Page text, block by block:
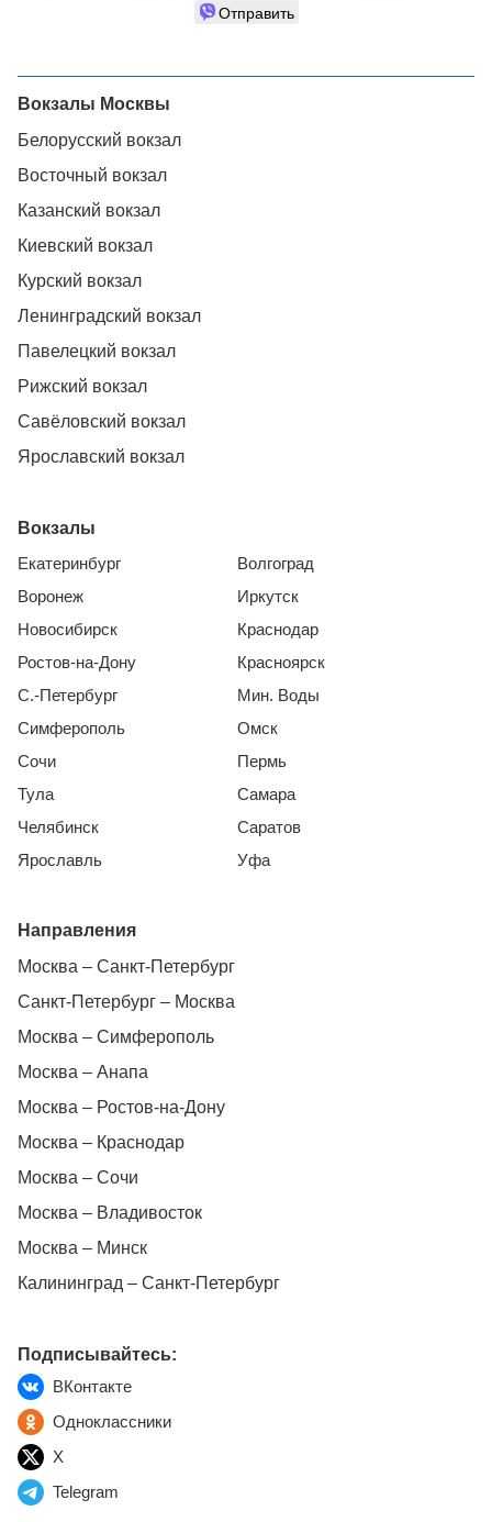
Отправить
Вокзалы Москвы
Белорусский вокзал
Восточный вокзал
Казанский вокзал
Киевский вокзал
Курский вокзал
Ленинградский вокзал
Павелецкий вокзал
Рижский вокзал
Савёловский вокзал
Ярославский вокзал
Вокзалы
Екатеринбург
Воронеж
Новосибирск
Ростов-на-Дону
С.-Петербург
Симферополь
Сочи
Тула
Челябинск
Ярославль
Волгоград
Иркутск
Краснодар
Красноярск
Мин. Воды
Омск
Пермь
Самара
Саратов
Уфа
Направления
Москва – Санкт-Петербург
Санкт-Петербург – Москва
Москва – Симферополь
Москва – Анапа
Москва – Ростов-на-Дону
Москва – Краснодар
Москва – Сочи
Москва – Владивосток
Москва – Минск
Калининград – Санкт-Петербург
Подписывайтесь:
ВКонтакте
Одноклассники
X
Telegram